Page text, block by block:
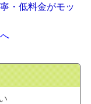
・低料金がモッ